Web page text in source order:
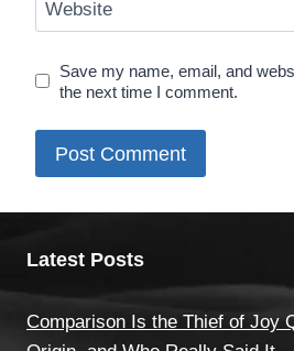
Website
Save my name, email, and
the next time I comment.
Latest Posts
Comparison Is the Thief of Joy